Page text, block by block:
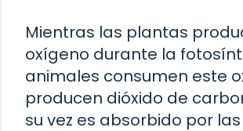
Mientras las plantas
oxígeno durante la
animales consumen este
producen dióxido de
su vez es absorbido por